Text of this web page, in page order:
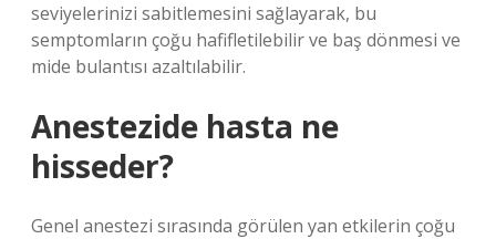
seviyelerinizi sabitlemesini sağlayarak, bu
semptomların çoğu hafifletilebilir ve baş dönmesi ve
mide bulantısı azaltılabilir.
Anestezide hasta ne
hisseder?
Genel anestezi sırasında görülen yan etkilerin çoğu